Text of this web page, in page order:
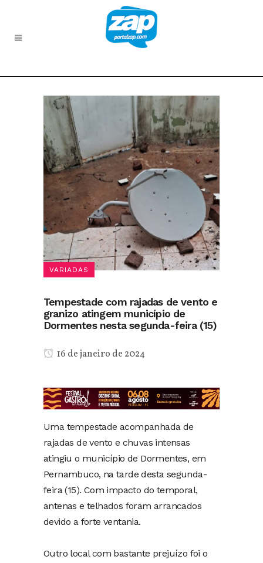
VARIADAS
Tempestade com rajadas de vento e
granizo atingem município de
Dormentes nesta segunda-feira (15)
16 de janeiro de 2024
Uma tempestade acompanhada de
rajadas de vento e chuvas intensas
atingiu o município de Dormentes, em
Pernambuco, na tarde desta segunda-
feira (15). Com impacto do temporal,
antenas e telhados foram arrancados
devido a forte ventania.
Outro local com bastante prejuízo foi o